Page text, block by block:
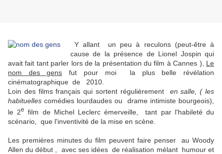
Y allant
un peu à reculons (peut-être à
cause de la présence de Lionel Jospin qui
avait fait tant parler lors de la présentation du film à Cannes ), Le
nom des gens fut pour moi
la plus belle révélation
cinématographique de
2010.
Loin des films français qui sortent régulièrement
en salle, ( les
habituelles comédies lourdaudes ou
drame intimiste bourgeois),
le 2e film de Michel Leclerc émerveille,
tant par l'habileté du
scénario,
que l'inventivité de la mise en scène.
Les premières minutes du film peuvent faire penser
au Woody
Allen du début ,
avec ses idées de réalisation mélant humour et